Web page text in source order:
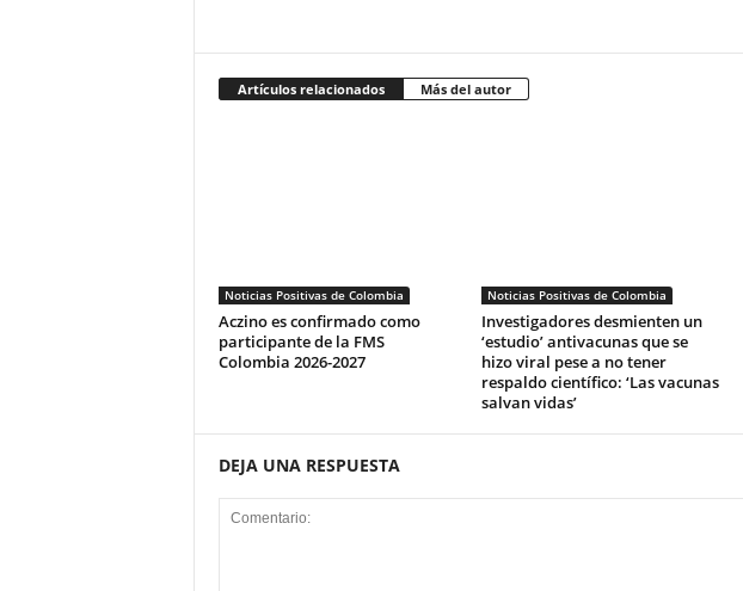
Artículos relacionados Más del autor
Noticias Positivas de Colombia
Aczino es confirmado como
participante de la FMS
Colombia 2026-2027
Noticias Positivas de Colombia
Investigadores desmienten un
‘estudio’ antivacunas que se
hizo viral pese a no tener
respaldo científico: ‘Las vacunas
salvan vidas’
DEJA UNA RESPUESTA